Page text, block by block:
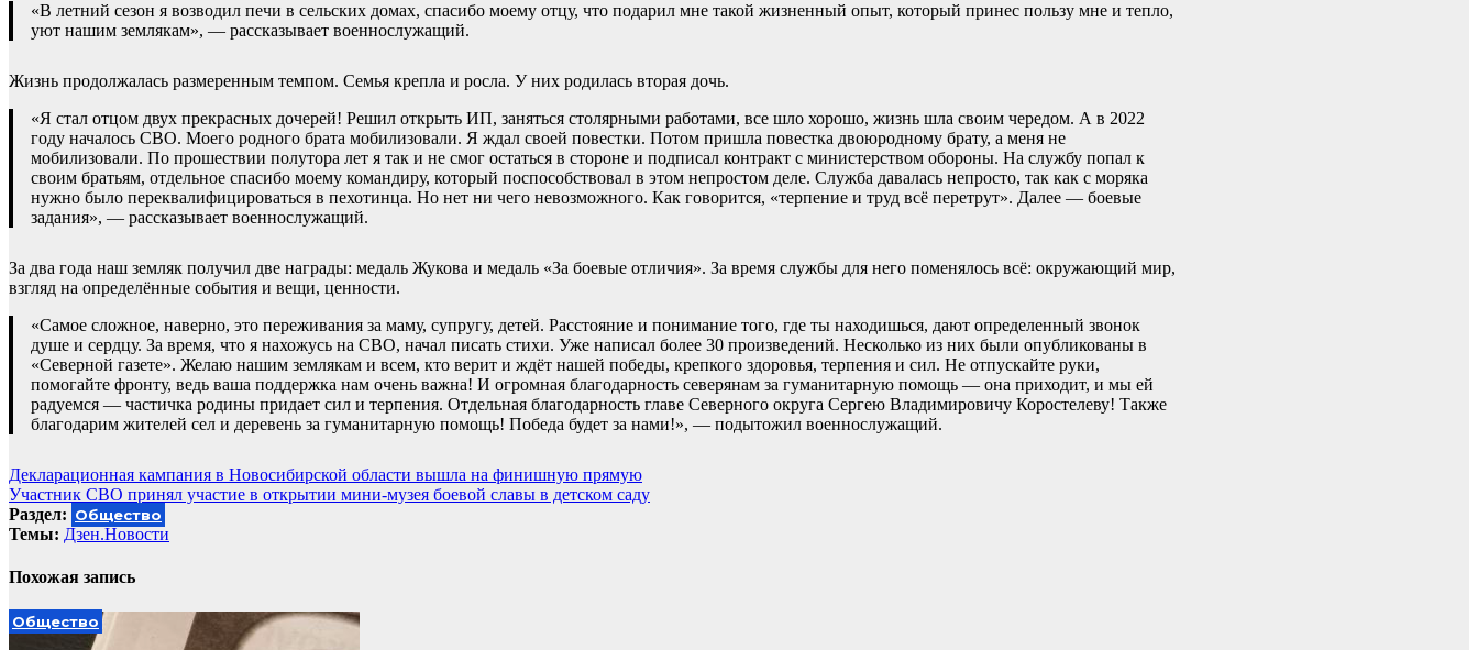
«В летний сезон я возводил печи в сельских домах, спасибо моему отцу, что подарил мне такой жизненный опыт, который принес пользу мне и тепло,
уют нашим землякам», — рассказывает военнослужащий.
Жизнь продолжалась размеренным темпом. Семья крепла и росла. У них родилась вторая дочь.
«Я стал отцом двух прекрасных дочерей! Решил открыть ИП, заняться столярными работами, все шло хорошо, жизнь шла своим чередом. А в 2022
году началось СВО. Моего родного брата мобилизовали. Я ждал своей повестки. Потом пришла повестка двоюродному брату, а меня не
мобилизовали. По прошествии полутора лет я так и не смог остаться в стороне и подписал контракт с министерством обороны. На службу попал к
своим братьям, отдельное спасибо моему командиру, который поспособствовал в этом непростом деле. Служба давалась непросто, так как с моряка
нужно было переквалифицироваться в пехотинца. Но нет ни чего невозможного. Как говорится, «терпение и труд всё перетрут». Далее — боевые
задания», — рассказывает военнослужащий.
За два года наш земляк получил две награды: медаль Жукова и медаль «За боевые отличия». За время службы для него поменялось всё: окружающий мир,
взгляд на определённые события и вещи, ценности.
«Самое сложное, наверно, это переживания за маму, супругу, детей. Расстояние и понимание того, где ты находишься, дают определенный звонок
душе и сердцу. За время, что я нахожусь на СВО, начал писать стихи. Уже написал более 30 произведений. Несколько из них были опубликованы в
«Северной газете». Желаю нашим землякам и всем, кто верит и ждёт нашей победы, крепкого здоровья, терпения и сил. Не отпускайте руки,
помогайте фронту, ведь ваша поддержка нам очень важна! И огромная благодарность северянам за гуманитарную помощь — она приходит, и мы ей
радуемся — частичка родины придает сил и терпения. Отдельная благодарность главе Северного округа Сергею Владимировичу Коростелеву! Также
благодарим жителей сел и деревень за гуманитарную помощь! Победа будет за нами!», — подытожил военнослужащий.
Навигация
по
записям
Декларационная кампания в Новосибирской области вышла на финишную прямую
Участник СВО принял участие в открытии мини-музея боевой славы в детском саду
Раздел: Общество
Темы: Дзен.Новости
Похожая запись
Общество